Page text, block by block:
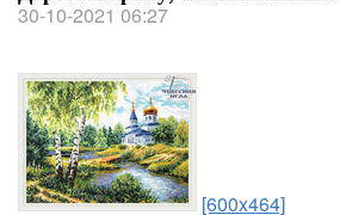
30-10-2021 06:27
[600x464]